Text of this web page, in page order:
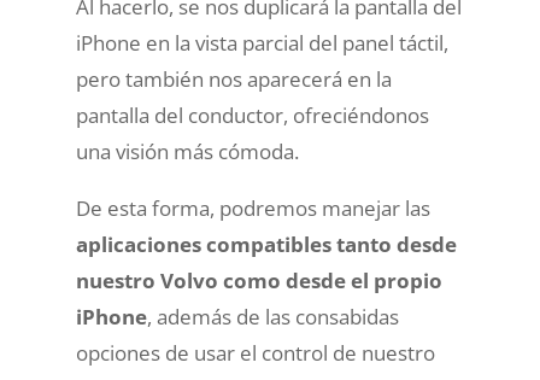
Al hacerlo, se nos duplicará la pantalla del
iPhone en la vista parcial del panel táctil,
pero también nos aparecerá en la
pantalla del conductor, ofreciéndonos
una visión más cómoda.
De esta forma, podremos manejar las
aplicaciones compatibles tanto desde
nuestro Volvo como desde el propio
iPhone, además de las consabidas
opciones de usar el control de nuestro